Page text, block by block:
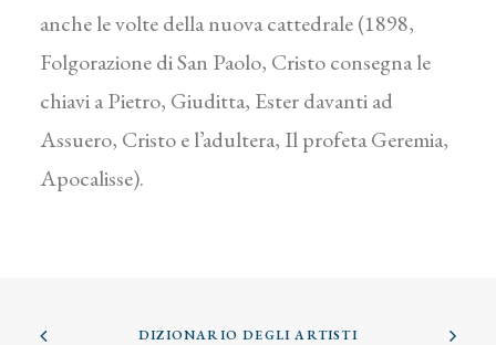
anche le volte della nuova cattedrale (1898,
Folgorazione di San Paolo, Cristo consegna le
chiavi a Pietro, Giuditta, Ester davanti ad
Assuero, Cristo e l’adultera, Il profeta Geremia,
Apocalisse).
DIZIONARIO DEGLI ARTISTI